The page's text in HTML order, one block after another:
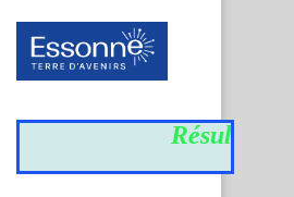
Résultats du